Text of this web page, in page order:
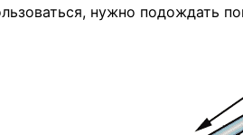
нужно подождать